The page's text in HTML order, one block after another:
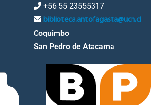
+56 55 23555317
biblioteca.antofagasta@ucn.cl
Coquimbo
San Pedro de Atacama